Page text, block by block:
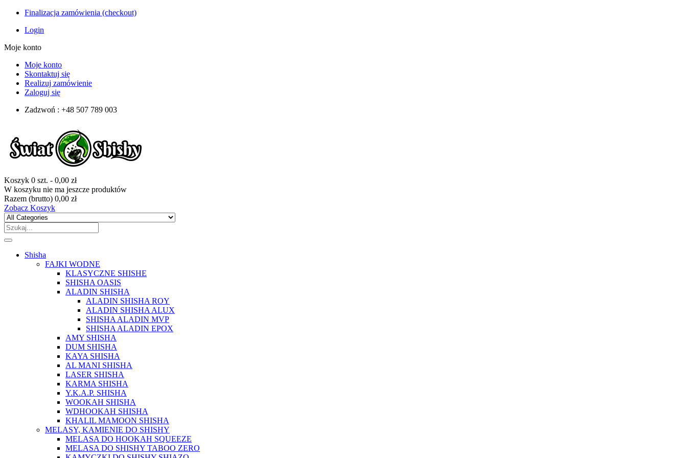
Finalizacja zamówienia (checkout)
Login
Moje konto
Moje konto
Skontaktuj się
Realizuj zamówienie
Zaloguj się
Zadzwoń : +48 507 789 003
Koszyk 0 szt. - 0,00 zł
W koszyku nie ma jeszcze produktów
Razem (brutto) 0,00 zł
Zobacz Koszyk
Shisha
FAJKI WODNE
KLASYCZNE SHISHE
SHISHA OASIS
ALADIN SHISHA
ALADIN SHISHA ROY
ALADIN SHISHA ALUX
SHISHA ALADIN MVP
SHISHA ALADIN EPOX
AMY SHISHA
DUM SHISHA
KAYA SHISHA
AL MANI SHISHA
LASER SHISHA
KARMA SHISHA
Y.K.A.P. SHISHA
WOOKAH SHISHA
WDHOOKAH SHISHA
KHALIL MAMOON SHISHA
MELASY, KAMIENIE DO SHISHY
MELASA DO HOOKAH SQUEEZE
MELASA DO SHISHY TABOO ZERO